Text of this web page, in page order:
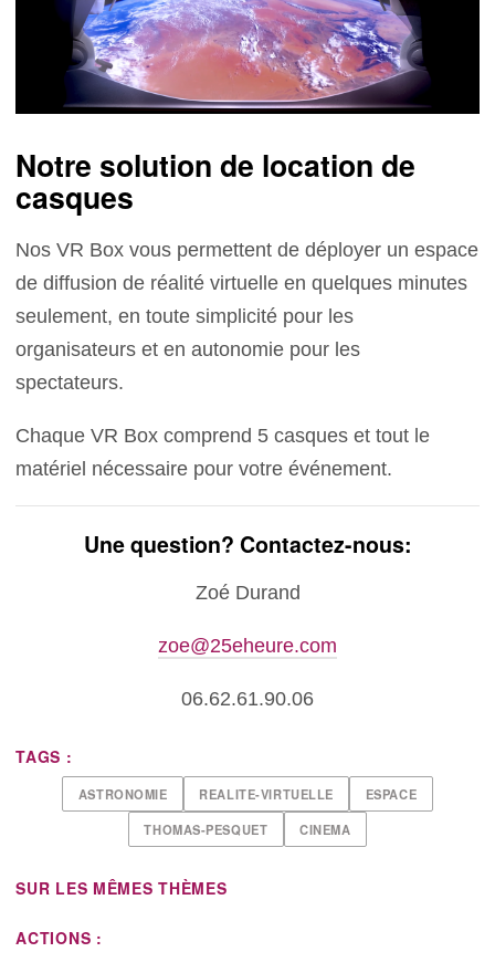
Notre solution de location de
casques
Nos VR Box vous permettent de déployer un espace
de diffusion de réalité virtuelle en quelques minutes
seulement, en toute simplicité pour les
organisateurs et en autonomie pour les
spectateurs.
Chaque VR Box comprend 5 casques et tout le
matériel nécessaire pour votre événement.
Une question? Contactez-nous:
Zoé Durand
zoe@25eheure.com
06.62.61.90.06
TAGS :
ASTRONOMIE REALITE-VIRTUELLE ESPACE
THOMAS-PESQUET CINEMA
SUR LES MÊMES THÈMES
ACTIONS :